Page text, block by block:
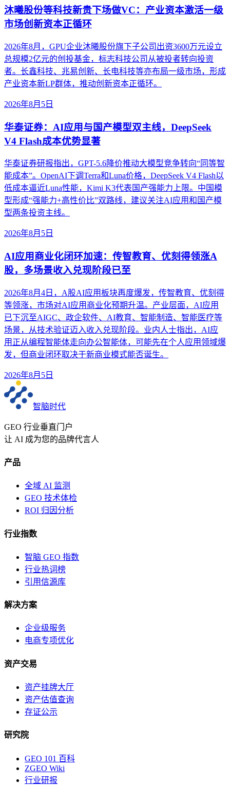
沐曦股份等科技新贵下场做VC：产业资本激活一级
市场创新资本正循环
2026年8月，GPU企业沐曦股份旗下子公司出资3600万元设立
总规模2亿元的创投基金，标志科技公司从被投者转向投资
者。长鑫科技、兆易创新、长电科技等亦布局一级市场，形成
产业资本新LP群体，推动创新资本正循环。
2026年8月5日
华泰证券：AI应用与国产模型双主线，DeepSeek
V4 Flash成本优势显著
华泰证券研报指出，GPT-5.6降价推动大模型竞争转向“同等智
能成本”。OpenAI下调Terra和Luna价格，DeepSeek V4 Flash以
低成本逼近Luna性能，Kimi K3代表国产强能力上限。中国模
型形成“强能力+高性价比”双路线，建议关注AI应用和国产模
型两条投资主线。
2026年8月5日
AI应用商业化闭环加速：传智教育、优刻得领涨A
股，多场景收入兑现阶段已至
2026年8月4日，A股AI应用板块再度爆发，传智教育、优刻得
等领涨，市场对AI应用商业化预期升温。产业层面，AI应用
已下沉至AIGC、政企软件、AI教育、智能制造、智能医疗等
场景，从技术验证迈入收入兑现阶段。业内人士指出，AI应
用正从编程智能体走向办公智能体，可能先在个人应用领域爆
发，但商业闭环取决于新商业模式能否诞生。
2026年8月5日
智脑时代
GEO 行业垂直门户
让 AI 成为您的品牌代言人
产品
全域 AI 监测
GEO 技术体检
ROI 归因分析
行业指数
智脑 GEO 指数
行业热词榜
引用信源库
解决方案
企业级服务
电商专项优化
资产交易
资产挂牌大厅
资产估值查询
存证公示
研究院
GEO 101 百科
ZGEO Wiki
行业研报